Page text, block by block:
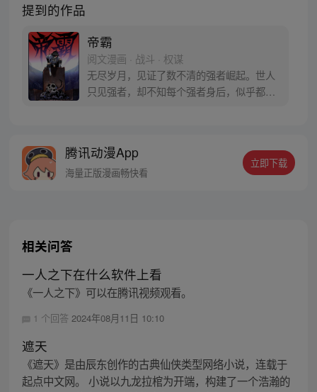
提到的作品
帝霸
阅文漫画 · 战斗 · 权谋
无尽岁月，见证了数不清的强者崛起。世人
只见强者，却不知每个强者身后，似乎都跟
经辉煌的宗门，如今已是岌岌可危。那一
日，阴鸦化作少年回来了，只为履行帮助那
腾讯动漫App
海量正版漫画畅快看
立即下载
相关问答
一人之下在什么软件上看
《一人之下》可以在腾讯视频观看。
1 个回答 2024年08月11日 10:10
遮天
《遮天》是由辰东创作的古典仙侠类型网络小说，连载于
起点中文网。 小说以九龙拉棺为开端，构建了一个浩瀚的